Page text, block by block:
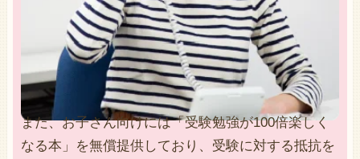
また、お子さん向けには「受験勉強が100倍楽しく
なる本」を無償提供しており、受験に対する抵抗を